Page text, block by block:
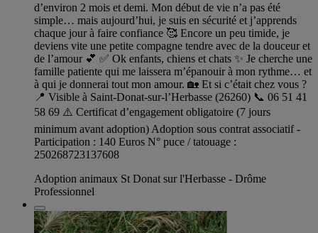
d’environ 2 mois et demi. Mon début de vie n’a pas été
simple… mais aujourd’hui, je suis en sécurité et j’apprends
chaque jour à faire confiance 🥰 Encore un peu timide, je
deviens vite une petite compagne tendre avec de la douceur et
de l’amour 💕 ✅ Ok enfants, chiens et chats ✨ Je cherche une
famille patiente qui me laissera m’épanouir à mon rythme… et
à qui je donnerai tout mon amour. 🏡 Et si c’était chez vous ?
📍 Visible à Saint-Donat-sur-l’Herbasse (26260) 📞 06 51 41
58 69 ⚠️ Certificat d’engagement obligatoire (7 jours
minimum avant adoption) Adoption sous contrat associatif -
Participation : 140 Euros N° puce / tatouage :
250268723137608
Adoption animaux St Donat sur l'Herbasse - Drôme
Professionnel